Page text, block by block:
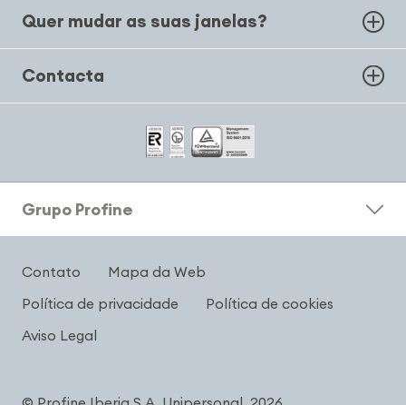
Quer mudar as suas janelas?
Contacta
Grupo Profine
Contato
Mapa da Web
Política de privacidade
Política de cookies
Aviso Legal